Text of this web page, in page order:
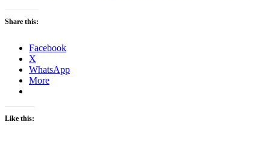
Share this:
Facebook
X
WhatsApp
More
Like this: